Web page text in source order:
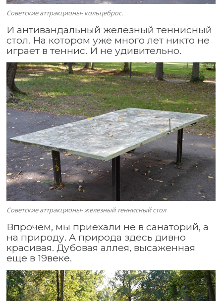
Советские аттракционы- кольцеброс.
И антивандальный железный теннисный
стол. На котором уже много лет никто не
играет в теннис. И не удивительно.
Советские аттракционы- железный теннисный стол
Впрочем, мы приехали не в санаторий, а
на природу. А природа здесь дивно
красивая. Дубовая аллея, высаженная
еще в 19веке.